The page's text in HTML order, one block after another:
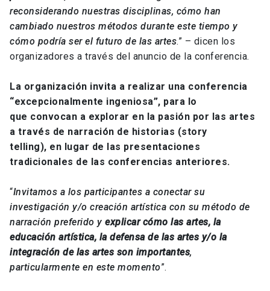
reconsiderando nuestras disciplinas, cómo han
cambiado nuestros métodos durante este tiempo y
cómo podría ser el futuro de las artes.” – dicen los
organizadores a través del anuncio de la conferencia.
La organización invita a realizar una conferencia
“excepcionalmente ingeniosa”, para lo
que convocan a explorar en la pasión por las artes
a través de narración de historias (story
telling), en lugar de las presentaciones
tradicionales de las conferencias anteriores.
“Invitamos a los participantes a conectar su
investigación y/o creación artística con su método de
narración preferido y explicar cómo las artes, la
educación artística, la defensa de las artes y/o la
integración de las artes son importantes,
particularmente en este momento”.